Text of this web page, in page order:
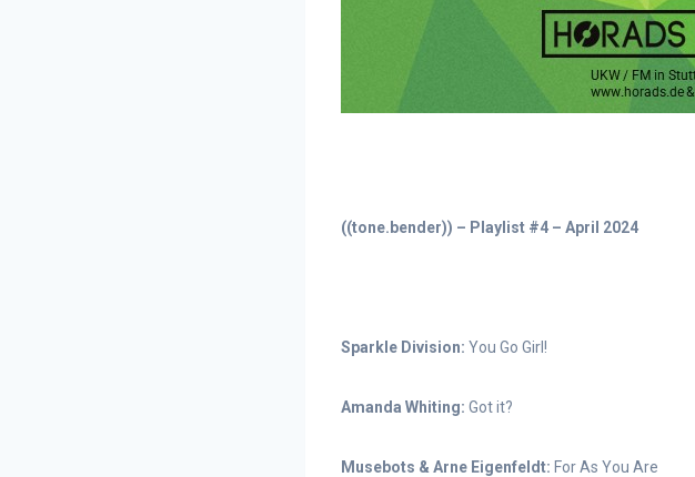
((tone.bender)) – Playlist #4 – April 2024
Sparkle Division: You Go Girl!
Amanda Whiting: Got it?
Musebots & Arne Eigenfeldt: For As You Are